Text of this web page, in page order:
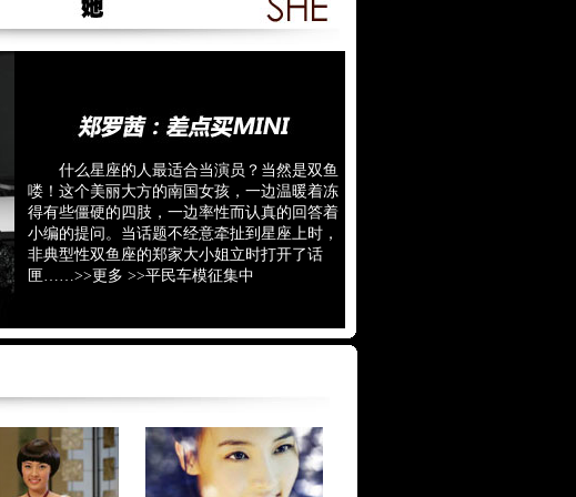
什么星座的人最适合当演员？当然是双鱼
喽！这个美丽大方的南国女孩，一边温暖着冻
得有些僵硬的四肢，一边率性而认真的回答着
小编的提问。当话题不经意牵扯到星座上时，
非典型性双鱼座的郑家大小姐立时打开了话
匣……>>更多 >>平民车模征集中